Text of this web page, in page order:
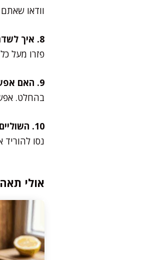
וודאו
8. איך לשדרג את הטעם למתוק־מלוח?
פזרו מעל
9. האם אפשר להקפיא את התערובת לפני האפייה?
בהחלט.
10. השוליים של העוגיות נשרפים לי מהר מדי. מה עושים?
נסו להוריד את טמפרטורת התנור
אולי